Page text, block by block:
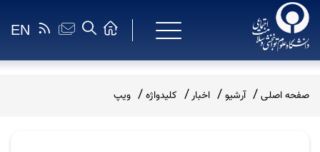
EN
صفحه اصلی آرشیو اخبار کلیدواژه ویپ